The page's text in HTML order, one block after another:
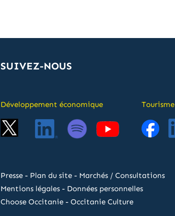
SUIVEZ-NOUS
Développement économique Tourisme
Presse - Plan du site - Marchés / Consultations
Mentions légales - Données personnelles
Choose Occitanie - Occitanie Culture